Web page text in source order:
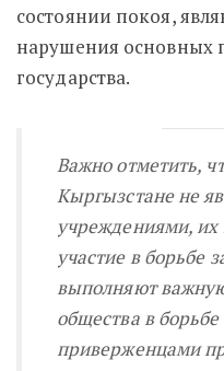
состоянии покоя,
нарушения основных
государства.
Важно отметить,
Кыргызстане не
учреждениями, их
участие в борьбе
выполняют
общества в
приверженцами